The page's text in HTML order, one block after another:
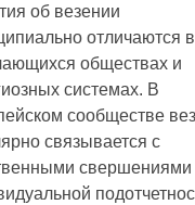
об везении
отличаются в
обществах и
системах. В
сообществе
связывается с
свершениями